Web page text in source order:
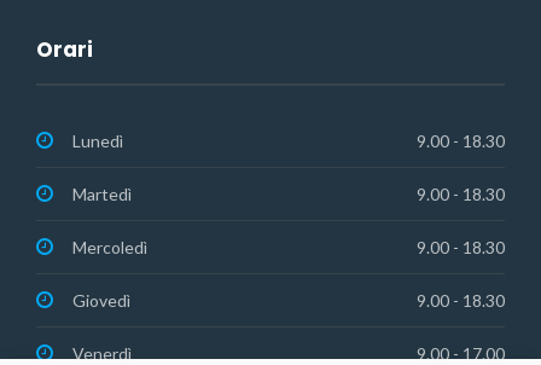
Orari
Lunedì 9.00 - 18.30
Martedì 9.00 - 18.30
Mercoledì 9.00 - 18.30
Giovedì 9.00 - 18.30
Venerdì 9.00 - 17.00